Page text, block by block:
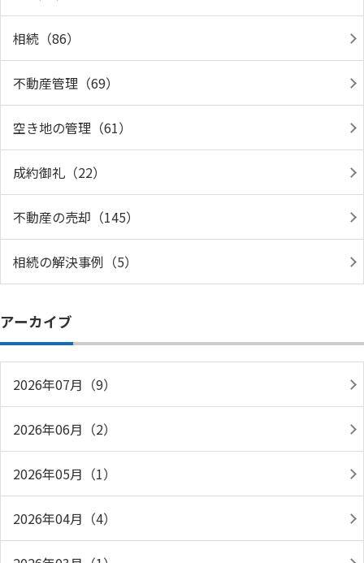
相続（86）
不動産管理（69）
空き地の管理（61）
成約御礼（22）
不動産の売却（145）
相続の解決事例（5）
アーカイブ
2026年07月（9）
2026年06月（2）
2026年05月（1）
2026年04月（4）